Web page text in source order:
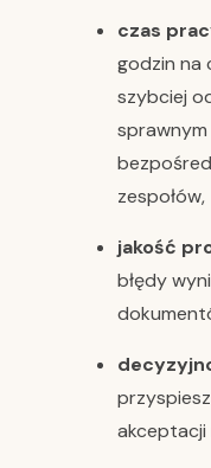
czas
godzin na
szybciej
sprawnym
zespołów,
jakość
błędy
akceptacji